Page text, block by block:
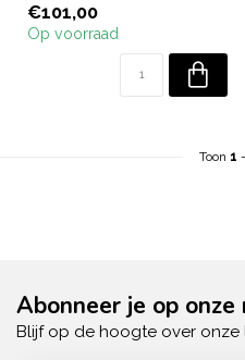
soepel maakt. Ges...
€101,00
Op voorraad
Toon 1 -
Abonneer je op
Blijf op de hoogte over onze